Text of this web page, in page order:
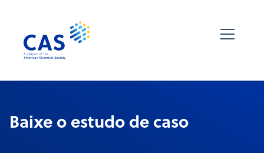
Baixe o estudo de caso